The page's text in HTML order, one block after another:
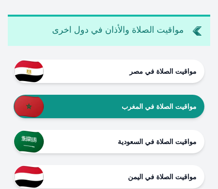
مواقيت الصلاة والأذان في دول اخرى
مواقيت الصلاة في مصر
مواقيت الصلاة في المغرب
مواقيت الصلاة في السعودية
مواقيت الصلاة في اليمن